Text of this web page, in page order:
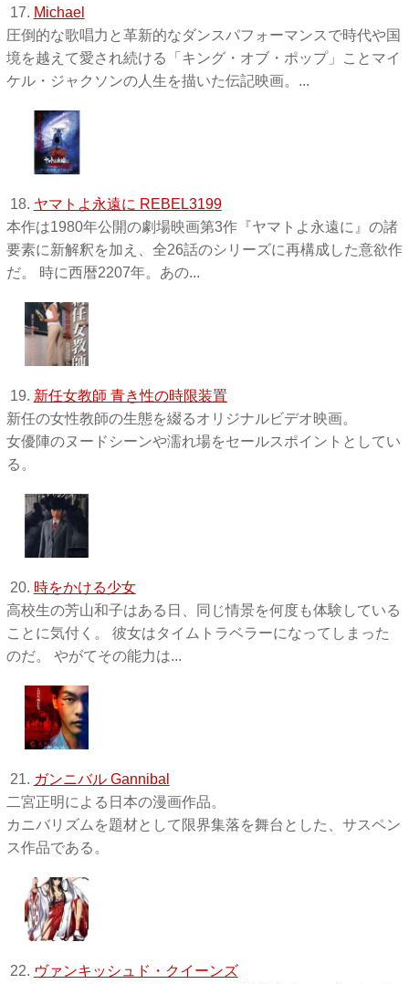
17. Michael
圧倒的な歌唱力と革新的なダンスパフォーマンスで時代や国
境を越えて愛され続ける「キング・オブ・ポップ」ことマイ
ケル・ジャクソンの人生を描いた伝記映画。...
18. ヤマトよ永遠に REBEL3199
本作は1980年公開の劇場映画第3作『ヤマトよ永遠に』の諸
要素に新解釈を加え、全26話のシリーズに再構成した意欲作
だ。 時に西暦2207年。あの...
19. 新任女教師 青き性の時限装置
新任の女性教師の生態を綴るオリジナルビデオ映画。
女優陣のヌードシーンや濡れ場をセールスポイントとしてい
る。
20. 時をかける少女
高校生の芳山和子はある日、同じ情景を何度も体験している
ことに気付く。 彼女はタイムトラベラーになってしまった
のだ。 やがてその能力は...
21. ガンニバル Gannibal
二宮正明による日本の漫画作品。
カニバリズムを題材として限界集落を舞台とした、サスペン
ス作品である。
22. ヴァンキッシュド・クイーンズ